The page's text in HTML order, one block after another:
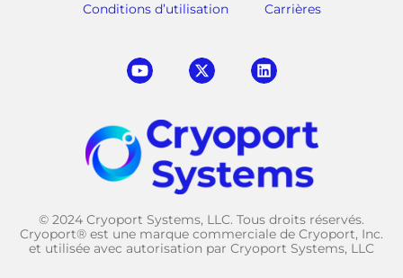
Conditions d’utilisation Carrières
© 2024 Cryoport Systems, LLC. Tous droits réservés.
Cryoport® est une marque commerciale de Cryoport, Inc.
et utilisée avec autorisation par Cryoport Systems, LLC